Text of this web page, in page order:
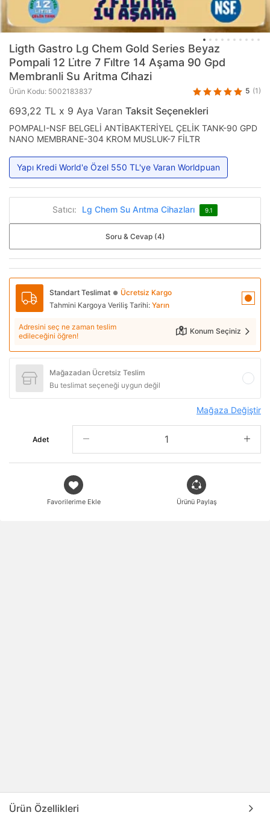
Ligth Gastro Lg Chem Gold Series Beyaz
Pompali 12 Li̇tre 7 Fi̇ltre 14 Aşama 90 Gpd
Membranli Su Aritma Ci̇hazi
Ürün Kodu: 5002183837 5 (1)
693,22 TL x 9 Aya Varan Taksit Seçenekleri
POMPALI-NSF BELGELİ ANTİBAKTERİYEL ÇELİK TANK-90 GPD
NANO MEMBRANE-304 KROM MUSLUK-7 FİLTR
Yapı Kredi World'e Özel 550 TL'ye Varan Worldpuan
Satıcı: Lg Chem Su Arıtma Cihazları 9.1
Soru & Cevap (4)
Standart Teslimat ● Ücretsiz Kargo
Tahmini Kargoya Veriliş Tarihi: Yarın
Adresini seç ne zaman teslim
edileceğini öğren!
Konum Seçiniz
Mağazadan Ücretsiz Teslim
Bu teslimat seçeneği uygun değil
Mağaza Değiştir
Adet
Favorilerime Ekle Ürünü Paylaş
Ürün Özellikleri